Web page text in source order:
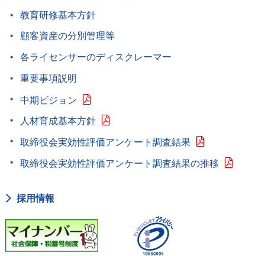
教育研修基本方針
顧客資産の分別管理等
各ライセンサーのディスクレーマー
重要事項説明
中期ビジョン
人材育成基本方針
取締役会実効性評価アンケート調査結果
取締役会実効性評価アンケート調査結果の推移
採用情報